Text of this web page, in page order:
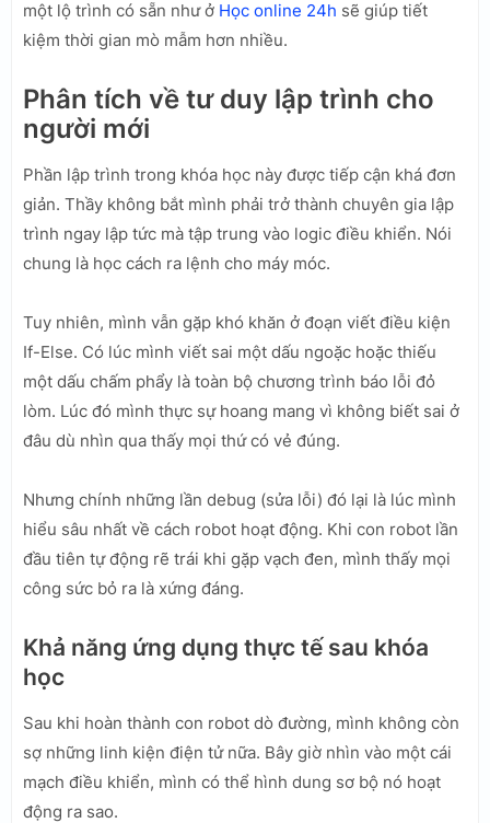
một lộ trình có sẵn như ở Học online 24h sẽ giúp tiết
kiệm thời gian mò mẫm hơn nhiều.
Phân tích về tư duy lập trình cho
người mới
Phần lập trình trong khóa học này được tiếp cận khá đơn
giản. Thầy không bắt mình phải trở thành chuyên gia lập
trình ngay lập tức mà tập trung vào logic điều khiển. Nói
chung là học cách ra lệnh cho máy móc.
Tuy nhiên, mình vẫn gặp khó khăn ở đoạn viết điều kiện
If-Else. Có lúc mình viết sai một dấu ngoặc hoặc thiếu
một dấu chấm phẩy là toàn bộ chương trình báo lỗi đỏ
lòm. Lúc đó mình thực sự hoang mang vì không biết sai ở
đâu dù nhìn qua thấy mọi thứ có vẻ đúng.
Nhưng chính những lần debug (sửa lỗi) đó lại là lúc mình
hiểu sâu nhất về cách robot hoạt động. Khi con robot lần
đầu tiên tự động rẽ trái khi gặp vạch đen, mình thấy mọi
công sức bỏ ra là xứng đáng.
Khả năng ứng dụng thực tế sau khóa
học
Sau khi hoàn thành con robot dò đường, mình không còn
sợ những linh kiện điện tử nữa. Bây giờ nhìn vào một cái
mạch điều khiển, mình có thể hình dung sơ bộ nó hoạt
động ra sao.